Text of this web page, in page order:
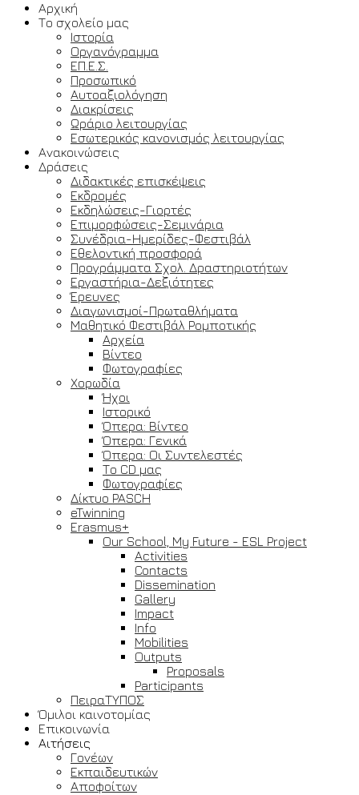
Αρχική
Το σχολείο μας
Ιστορία
Οργανόγραμμα
ΕΠ.Ε.Σ.
Προσωπικό
Αυτοαξιολόγηση
Διακρίσεις
Ωράριο λειτουργίας
Εσωτερικός κανονισμός λειτουργίας
Ανακοινώσεις
Δράσεις
Διδακτικές επισκέψεις
Εκδρομές
Εκδηλώσεις-Γιορτές
Επιμορφώσεις-Σεμινάρια
Συνέδρια-Ημερίδες-Φεστιβάλ
Εθελοντική προσφορά
Προγράμματα Σχολ. Δραστηριοτήτων
Εργαστήρια-Δεξιότητες
Έρευνες
Διαγωνισμοί-Πρωταθλήματα
Μαθητικό Φεστιβάλ Ρομποτικής
Αρχεία
Βίντεο
Φωτογραφίες
Χορωδία
Ήχοι
Ιστορικό
Όπερα: Βίντεο
Όπερα: Γενικά
Όπερα: Οι Συντελεστές
Το CD μας
Φωτογραφίες
Δίκτυο PASCH
eTwinning
Erasmus+
Our School, My Future - ESL Project
Activities
Contacts
Dissemination
Gallery
Impact
Info
Mobilities
Outputs
Proposals
Participants
ΠειραΤΥΠΟΣ
Όμιλοι καινοτομίας
Επικοινωνία
Αιτήσεις
Γονέων
Εκπαιδευτικών
Αποφοίτων